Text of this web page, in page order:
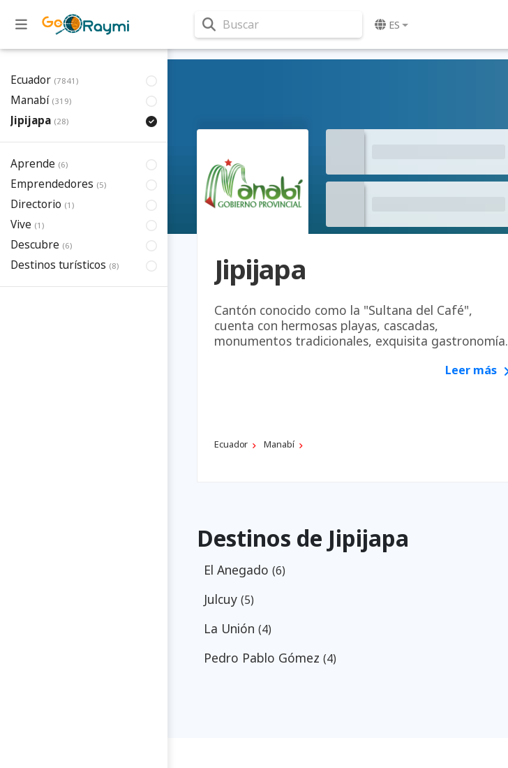
Buscar ES
Ecuador (7841)
Manabí (319)
Jipijapa (28)
Aprende (6)
Emprendedores (5)
Directorio (1)
Vive (1)
Descubre (6)
Destinos turísticos (8) Jipijapa
Cantón conocido como la "Sultana del Café",
cuenta con hermosas playas, cascadas,
monumentos tradicionales, exquisita gastronomía.
Leer más
Ecuador Manabí
Destinos de Jipijapa
El Anegado (6)
Julcuy (5)
La Unión (4)
Pedro Pablo Gómez (4)